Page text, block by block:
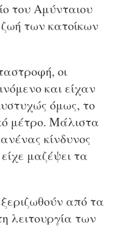
του Αμύνταιου
των κατοίκων
οι
και είχαν
όμως, το
μέτρο. Μάλιστα
κίνδυνος
μαζέψει τα
από τα
λειτουργία των